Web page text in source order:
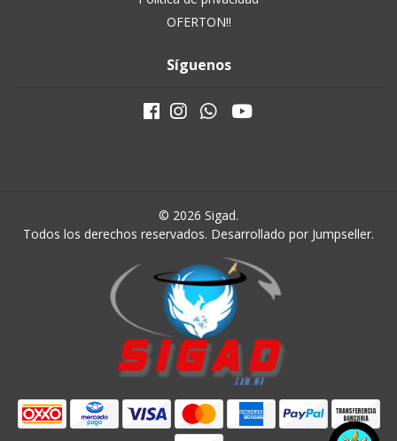
OFERTON!!
Síguenos
© 2026 Sigad.
Todos los derechos reservados. Desarrollado por Jumpseller.